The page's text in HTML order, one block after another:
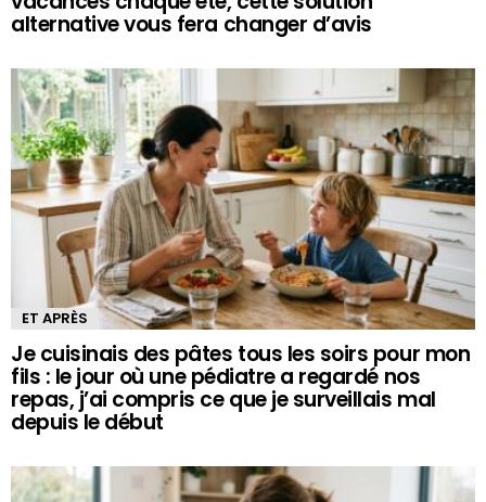
alternative vous fera changer d’avis
ET APRÈS
Je cuisinais des pâtes tous les soirs pour mon
fils : le jour où une pédiatre a regardé nos
repas, j’ai compris ce que je surveillais mal
depuis le début